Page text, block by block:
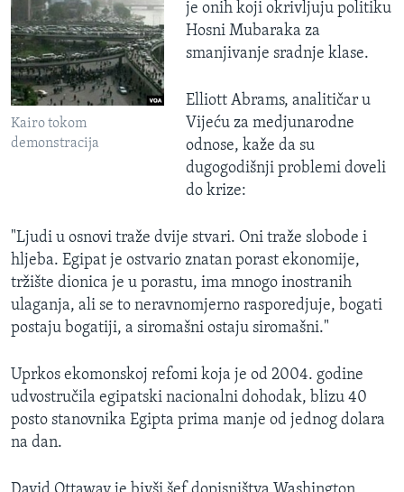
Kairo tokom
demonstracija
je onih koji okrivljuju politiku
Hosni Mubaraka za
smanjivanje sradnje klase.
Elliott Abrams, analitičar u
Vijeću za medjunarodne
odnose, kaže da su
dugogodišnji problemi doveli
do krize:
"Ljudi u osnovi traže dvije stvari. Oni traže slobode i
hljeba. Egipat je ostvario znatan porast ekonomije,
tržište dionica je u porastu, ima mnogo inostranih
ulaganja, ali se to neravnomjerno rasporedjuje, bogati
postaju bogatiji, a siromašni ostaju siromašni."
Uprkos ekomonskoj refomi koja je od 2004. godine
udvostručila egipatski nacionalni dohodak, blizu 40
posto stanovnika Egipta prima manje od jednog dolara
na dan.